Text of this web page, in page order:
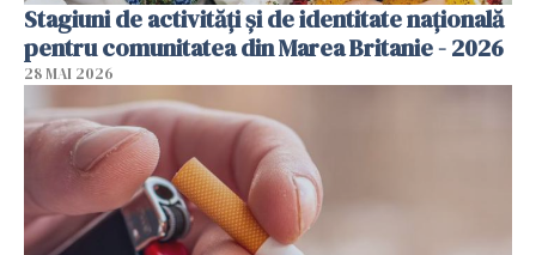
Stagiuni de activități și de identitate națională
pentru comunitatea din Marea Britanie - 2026
28 MAI 2026